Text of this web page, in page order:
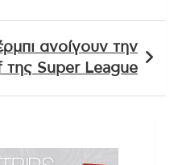
ανοίγουν την
Super League